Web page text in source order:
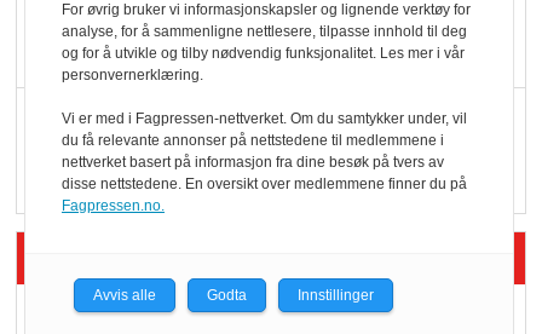
endring: Stadig større
serveringstilbud
Vokser med ferdigmat
i dagligvare
Rema-flaggskip
For øvrig bruker vi informasjonskapsler og lignende verktøy for
analyse, for å sammenligne nettlesere, tilpasse innhold til deg
og for å utvikle og tilby nødvendig funksjonalitet. Les mer i vår
personvernerklæring.
Vi er med i Fagpressen-nettverket. Om du samtykker under, vil
du få relevante annonser på nettstedene til medlemmene i
nettverket basert på informasjon fra dine besøk på tvers av
disse nettstedene. En oversikt over medlemmene finner du på
Fagpressen.no.
Avvis alle Godta Innstillinger